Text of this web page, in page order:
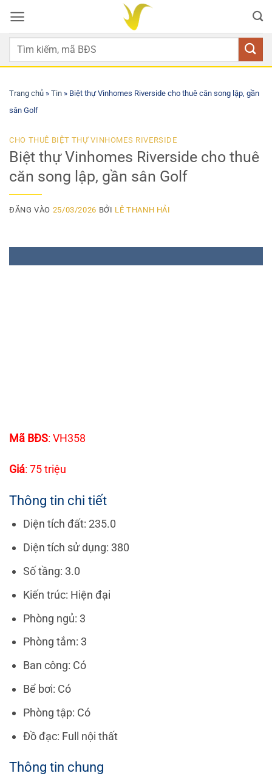
qua
dung
Trang chủ » Tin » Biệt thự Vinhomes Riverside cho thuê căn song lập, gần
sân Golf
CHO THUÊ BIỆT THỰ VINHOMES RIVERSIDE
Biệt thự Vinhomes Riverside cho thuê
căn song lập, gần sân Golf
ĐĂNG VÀO 25/03/2026 BỞI LÊ THANH HẢI
Mã BĐS: VH358
Giá: 75 triệu
Thông tin chi tiết
Diện tích đất: 235.0
Diện tích sử dụng: 380
Số tầng: 3.0
Kiến trúc: Hiện đại
Phòng ngủ: 3
Phòng tắm: 3
Ban công: Có
Bể bơi: Có
Phòng tập: Có
Đồ đạc: Full nội thất
Thông tin chung